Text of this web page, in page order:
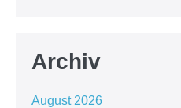
Archiv
August 2026